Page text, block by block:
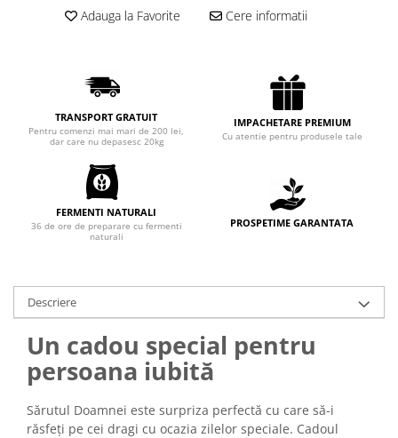
Prajitura ingerilor
Prajituri cafea
Prajituri de Craciun
Torturi ambalate
Chec mini
Biscuiti
Turta dulce de Sibiu
Croissant
Croissant Duofino
Cornulete
Adauga la Favorite Cere informatii
TRANSPORT GRATUIT
Pentru comenzi mai mari de 200 lei,
dar care nu depasesc 20kg
IMPACHETARE PREMIUM
Cu atentie pentru produsele tale
FERMENTI NATURALI
36 de ore de preparare cu fermenti
naturali
PROSPETIME GARANTATA
Descriere
Un cadou special pentru
persoana iubită
Sărutul Doamnei este surpriza perfectă cu care să-i
răsfeți pe cei dragi cu ocazia zilelor speciale. Cadoul